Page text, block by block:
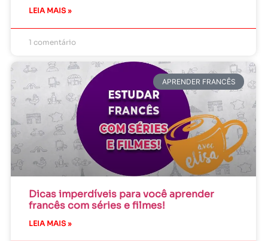
LEIA MAIS »
1 comentário
APRENDER FRANCÊS
Dicas imperdíveis para você aprender
francês com séries e filmes!
LEIA MAIS »